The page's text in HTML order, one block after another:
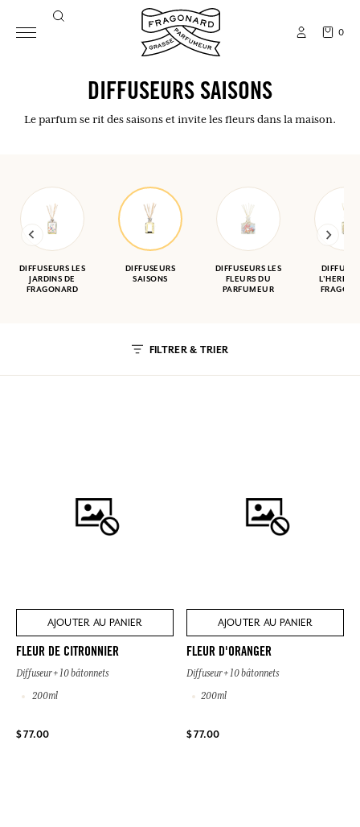
0
DIFFUSEURS SAISONS
Le parfum se rit des saisons et invite les fleurs dans la maison.
DIFFUSEURS LES
JARDINS DE
FRAGONARD
DIFFUSEURS
SAISONS
DIFFUSEURS LES
FLEURS DU
PARFUMEUR
FILTRER & TRIER
AJOUTER AU PANIER
FLEUR DE CITRONNIER
Diffuseur + 10 bâtonnets
200ml
$ 77.00
AJOUTER AU PANIER
FLEUR D'ORANGER
Diffuseur + 10 bâtonnets
200ml
$ 77.00